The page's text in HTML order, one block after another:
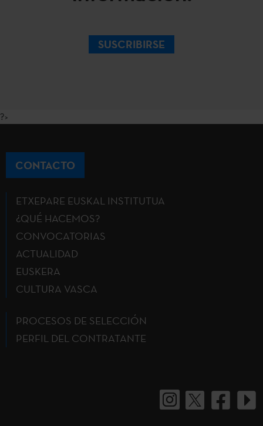
SUSCRIBIRSE
?>
CONTACTO
ETXEPARE EUSKAL INSTITUTUA
¿QUÉ HACEMOS?
CONVOCATORIAS
ACTUALIDAD
EUSKERA
CULTURA VASCA
PROCESOS DE SELECCIÓN
PERFIL DEL CONTRATANTE